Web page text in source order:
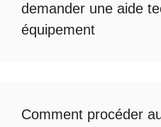
demander une aide
équipement
Comment procéder